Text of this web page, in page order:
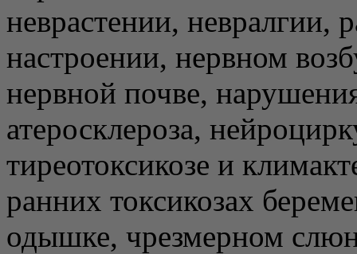
неврастении, невралгии,
настроении, нервном
нервной почве,
атеросклероза,
тиреотоксикозе и
ранних токсикозах
одышке, чрезмерном